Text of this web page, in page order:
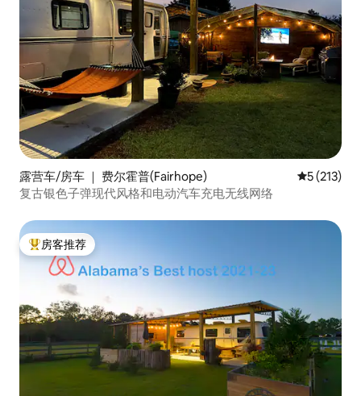
露营车/房车 ｜ 费尔霍普(Fairhope) 平均评分 5
5 (213)
复古银色子弹现代风格和电动汽车充电无线网络
热门「房客推荐」
房客推荐